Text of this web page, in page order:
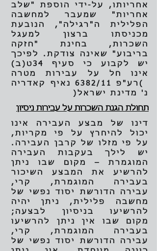
אחריותו, על-ידי הוספת "שלב
אחריות" שמעבר למחשבה
הפלילית ה"רגילה", הנובעת
מכניסתו ברצון למעגל
השכרות, בחינת "חזקה
בריבוע" שאינה צודקת. לפיכך
יש לקבוע כי סעיף 34ט(ב)
אינו חל על עבירות מטרה
)רע"פ 6382/11 נאיף קאדריה
נ' מדינת ישראל(
תחולת הגנת השכרות על עבירות ניסיון
דינו של מבצע העבירה אינו
יכול להיחרץ על פי מקריות,
על פי מזלו של קרבן העבירה.
יש לילך בעקבות העבירה
המוגמרת – מקום שבו ניתן
להרשיע את המבצע השיכור
בעבירה המוגמרת, קרי,
עבירה הדורשת יסוד נפשי של
מחשבה פלילית, ניתן יהיה
להרשיעו בניסיון לבצעה;
מקום שבו אין ניתן להרשיעו
בעבירה המוגמרת, קרי,
עבירה הדורשת יסוד נפשי של